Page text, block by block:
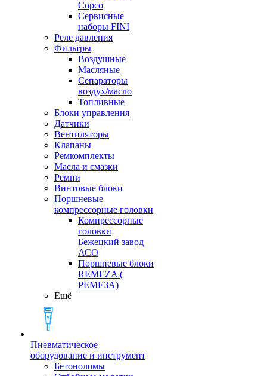
Copco
Сервисные
наборы FINI
Реле давления
Фильтры
Воздушные
Масляные
Сепараторы
воздух/масло
Топливные
Блоки управления
Датчики
Вентиляторы
Клапаны
Ремкомплекты
Масла и смазки
Ремни
Винтовые блоки
Поршневые
компрессорные головки
Компрессорные
головки
Бежецкий завод
АСО
Поршневые блоки
REMEZA (
РЕМЕЗА)
Ещё
Пневматическое
оборудование и инструмент
Бетоноломы